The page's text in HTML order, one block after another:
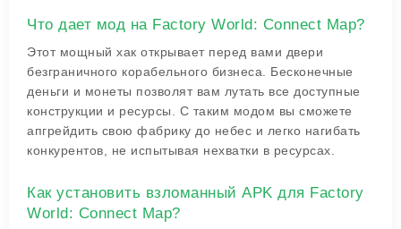
Что дает мод на Factory World: Connect Map?
Этот мощный хак открывает перед вами двери
безграничного корабельного бизнеса. Бесконечные
деньги и монеты позволят вам лутать все доступные
конструкции и ресурсы. С таким модом вы сможете
апгрейдить свою фабрику до небес и легко нагибать
конкурентов, не испытывая нехватки в ресурсах.
Как установить взломанный APK для Factory
World: Connect Map?